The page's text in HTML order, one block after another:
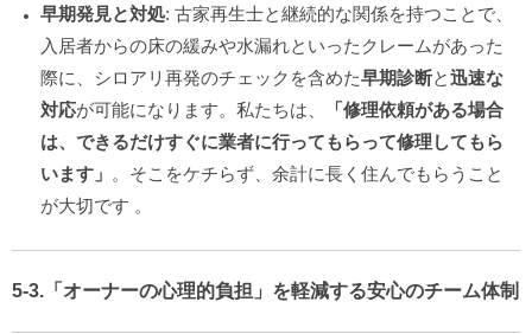
早期発見と対処: 古家再生士と継続的な関係を持つことで、
入居者からの床の緩みや水漏れといったクレームがあった
際に、シロアリ再発のチェックを含めた早期診断と迅速な
対応が可能になります。私たちは、
「修理依頼がある場合
は、できるだけすぐに業者に行ってもらって修理してもら
います」 。そこをケチらず、余計に長く住んでもらうこと
が大切です 。
5-3.「オーナーの心理的負担」を軽減する安心のチーム体制